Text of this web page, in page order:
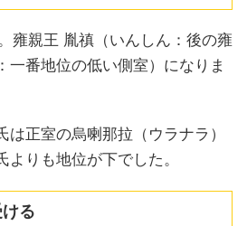
雍親王 胤禛（いんしん：後の雍
一番地位の低い側室）になりま
は正室の烏喇那拉（ウラナラ）
よりも地位が下でした。
る